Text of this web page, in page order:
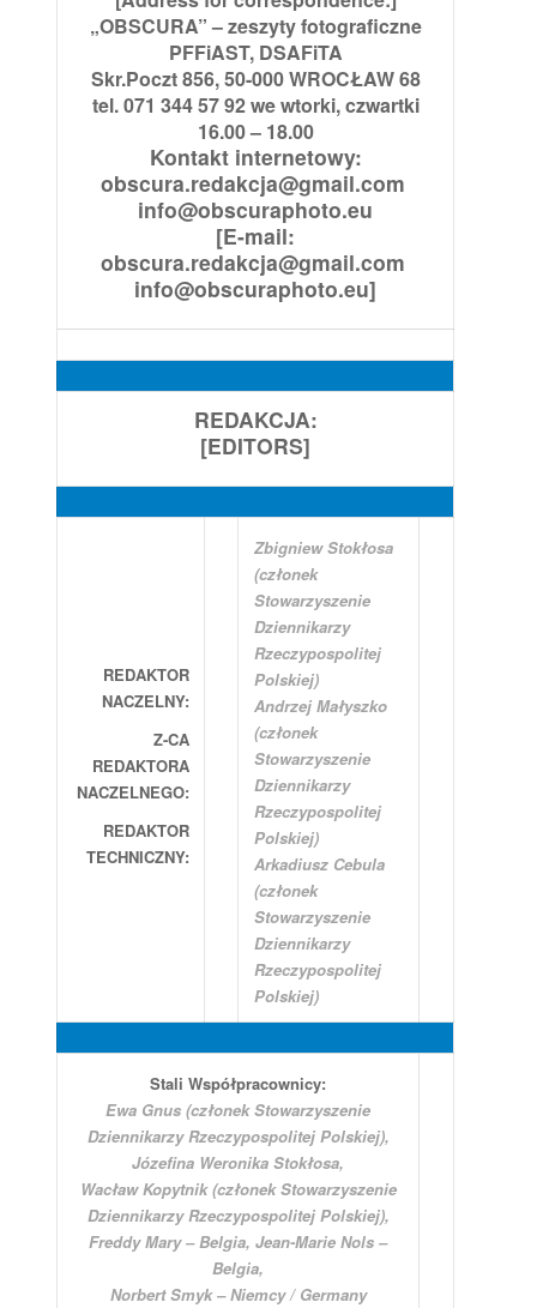
„OBSCURA” – zeszyty fotograficzne
PFFiAST, DSAFiTA
Skr.Poczt 856, 50-000 WROCŁAW 68
tel. 071 344 57 92 we wtorki, czwartki
16.00 – 18.00
Kontakt internetowy:
obscura.redakcja@gmail.com
info@obscuraphoto.eu
[E-mail:
obscura.redakcja@gmail.com
info@obscuraphoto.eu]
REDAKCJA:
[EDITORS]
REDAKTOR
NACZELNY:
Z-CA
REDAKTORA
NACZELNEGO:
REDAKTOR
TECHNICZNY:
Zbigniew Stokłosa
(członek
Stowarzyszenie
Dziennikarzy
Rzeczypospolitej
Polskiej)
Andrzej Małyszko
(członek
Stowarzyszenie
Dziennikarzy
Rzeczypospolitej
Polskiej)
Arkadiusz Cebula
(członek
Stowarzyszenie
Dziennikarzy
Rzeczypospolitej
Polskiej)
Stali Współpracownicy:
Ewa Gnus (członek Stowarzyszenie
Dziennikarzy Rzeczypospolitej Polskiej),
Józefina Weronika Stokłosa,
Wacław Kopytnik (członek Stowarzyszenie
Dziennikarzy Rzeczypospolitej Polskiej),
Freddy Mary – Belgia, Jean-Marie Nols –
Belgia,
Norbert Smyk – Niemcy / Germany